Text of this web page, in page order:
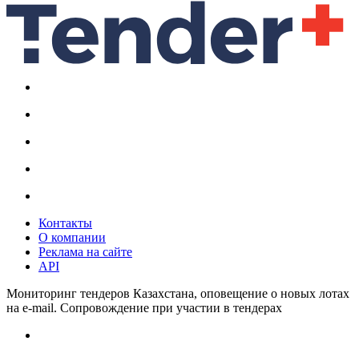
Контакты
О компании
Реклама на сайте
API
Мониторинг тендеров Казахстана, оповещение о новых лотах
на e-mail. Сопровождение при участии в тендерах